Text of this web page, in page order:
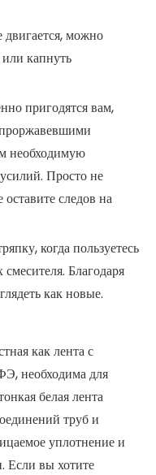
можно
капнуть
пригодятся вам,
необходимую
Просто не
оставите следов на
когда пользуетесь
Благодаря
как новые.
как лента с
необходима для
белая лента
труб и
уплотнение и
Если вы хотите